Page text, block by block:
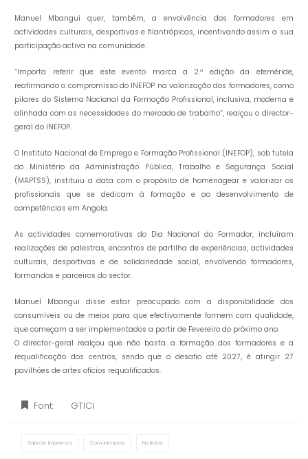
Manuel Mbangui quer, também, a envolvência dos formadores em
actividades culturais, desportivas e filantrópicas, incentivando assim a sua
participação activa na comunidade.
“Importa referir que este evento marca a 2.ª edição da efeméride,
reafirmando o compromisso do INEFOP na valorização dos formadores, como
pilares do Sistema Nacional da Formação Profissional, inclusiva, moderna e
alinhada com as necessidades do mercado de trabalho”, realçou o director-
geral do INEFOP.
O Instituto Nacional de Emprego e Formação Profissional (INEFOP), sob tutela
do Ministério da Administração Pública, Trabalho e Segurança Social
(MAPTSS), instituiu a data com o propósito de homenagear e valorizar os
profissionais que se dedicam à formação e ao desenvolvimento de
competências em Angola.
As actividades comemorativas do Dia Nacional do Formador, incluíram
realizações de palestras, encontros de partilha de experiências, actividades
culturais, desportivas e de solidariedade social, envolvendo formadores,
formandos e parceiros do sector.
Manuel Mbangui disse estar preocupado com a disponibilidade dos
consumíveis ou de meios para que efectivamente formem com qualidade,
que começam a ser implementados a partir de Fevereiro do próximo ano.
O director-geral realçou que não basta a formação dos formadores e a
requalificação dos centros, sendo que o desafio até 2027, é atingir 27
pavilhões de artes ofícios requalificados.
Font: GTICI
Sala de Imprensa Comunicados Notícias